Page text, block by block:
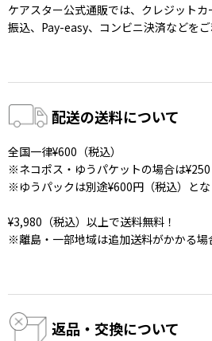
ケアスター公式通販では、クレジット
振込、Pay-easy、コンビニ決済などをご
配送の送料について
全国一律¥600（税込）
※ネコポス・ゆうパケットの場合は¥250
※ゆうパックは別途¥600円（税込）とな
¥3,980（税込）以上で送料無料！
※離島・一部地域は追加送料がかかる場
返品・交換について